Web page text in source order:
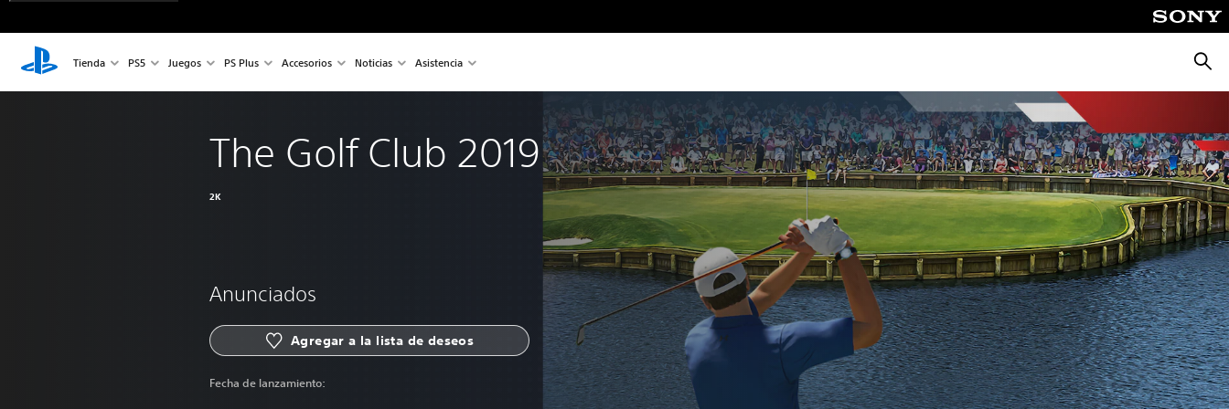
Tienda PS5 Juegos PS Plus Accesorios Noticias Asistencia
The Golf Club 2019
2K
Anunciados
Agregar a la lista de deseos
Fecha de lanzamiento: